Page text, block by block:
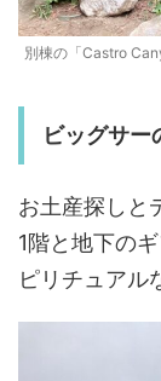
別棟の「Castro
ビッグサー
お土産探しと
1階と地下の
ピリチュアル